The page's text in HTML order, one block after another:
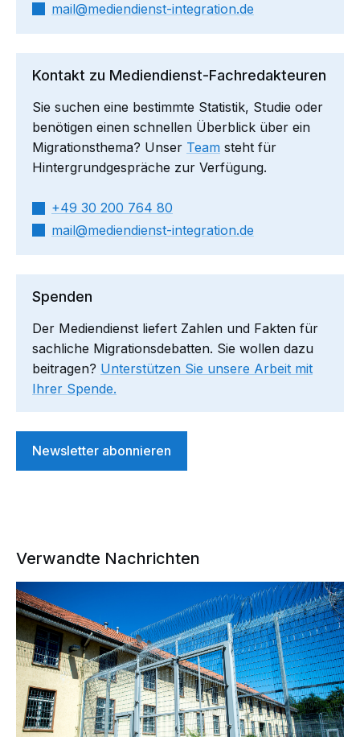
mail​
mediendienst-integration.de
Kontakt zu Mediendienst-Fachredakteuren
Sie suchen eine bestimmte Statistik, Studie oder
benötigen einen schnellen Überblick über ein
Migrationsthema? Unser Team steht für
Hintergrundgespräche zur Verfügung.
+49 30 200 764 80
mail​
mediendienst-integration.de
Spenden
Der Mediendienst liefert Zahlen und Fakten für
sachliche Migrationsdebatten. Sie wollen dazu
beitragen? Unterstützen Sie unsere Arbeit mit
Ihrer Spende.
Newsletter abonnieren
Verwandte Nachrichten